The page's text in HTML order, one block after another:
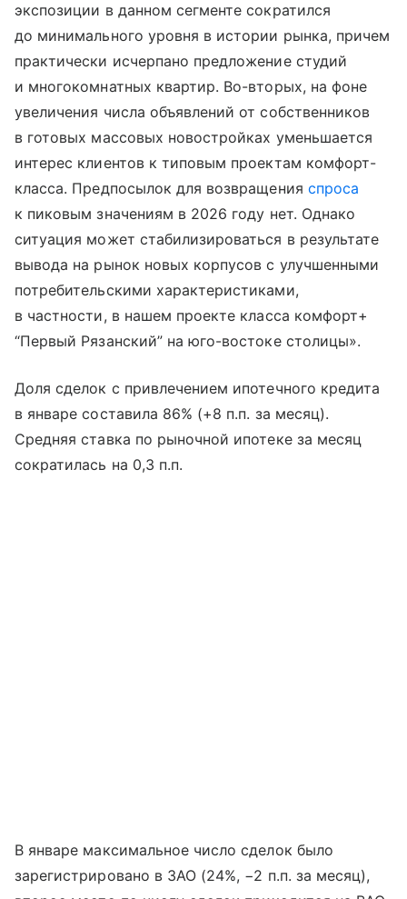
экспозиции в данном сегменте сократился
до минимального уровня в истории рынка, причем
практически исчерпано предложение студий
и многокомнатных квартир. Во-вторых, на фоне
увеличения числа объявлений от собственников
в готовых массовых новостройках уменьшается
интерес клиентов к типовым проектам комфорт-
класса. Предпосылок для возвращения спроса
к пиковым значениям в 2026 году нет. Однако
ситуация может стабилизироваться в результате
вывода на рынок новых корпусов с улучшенными
потребительскими характеристиками,
в частности, в нашем проекте класса комфорт+
“Первый Рязанский” на юго-востоке столицы».
Доля сделок с привлечением ипотечного кредита
в январе составила 86% (+8 п.п. за месяц).
Средняя ставка по рыночной ипотеке за месяц
сократилась на 0,3 п.п.
В январе максимальное число сделок было
зарегистрировано в ЗАО (24%, −2 п.п. за месяц),